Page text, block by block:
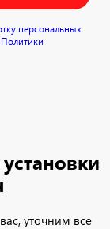
персональных
Политики
уточним все